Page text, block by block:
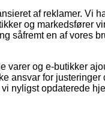
af reklamer. Vi
og markedsfører
såfremt en af vores
varer og e-butikker
ansvar for justeringer
nyligst opdaterede